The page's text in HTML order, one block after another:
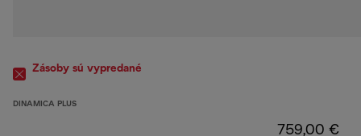
Zásoby sú vypredané
DINAMICA PLUS
759,00 €